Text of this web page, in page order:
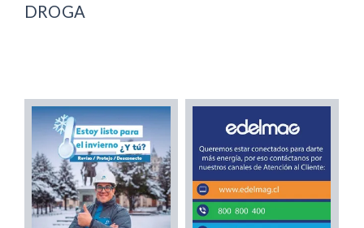
DROGA